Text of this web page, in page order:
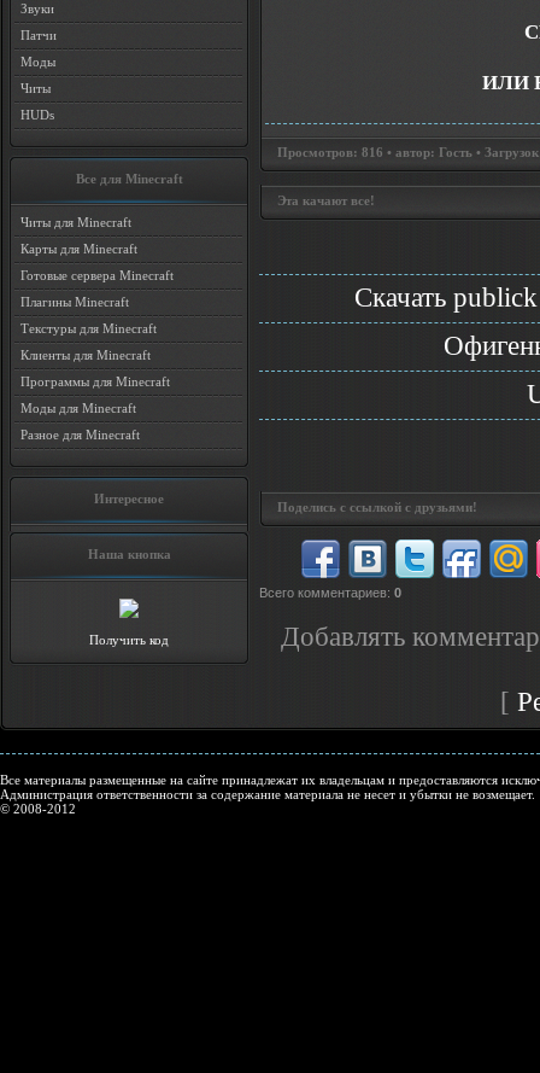
Звуки
Патчи
Моды
Читы
HUDs
Все для Minecraft
Читы для Minecraft
Карты для Minecraft
Готовые сервера Minecraft
Плагины Minecraft
Текстуры для Minecraft
Клиенты для Minecraft
Программы для Minecraft
Моды для Minecraft
Разное для Minecraft
Интересное
Наша кнопка
Получить код
ИЛИ
Просмотров: 816 • автор: Гость •
Эта качают все!
Скачать
Поделись с ссылкой с друзьями!
Всего комментариев: 0
Добавлять
[
Все материалы размещенные на сайте принадлежат их владельцам и предоставляются
Администрация ответственности за содержание материала не несет и убытки не возмещает.
© 2008-2012